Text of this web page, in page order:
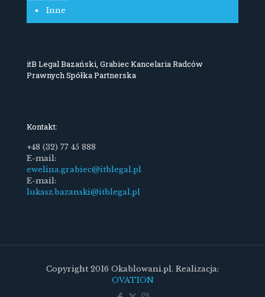
Inne
itB Legal Bazański, Grabiec Kancelaria Radców
Prawnych Spółka Partnerska
Kontakt:
+48 (32) 77 45 888
E-mail:
ewelina.grabiec@itblegal.pl
E-mail:
lukasz.bazanski@itblegal.pl
Copyright 2016 Okablowani.pl. Realizacja:
OVATION